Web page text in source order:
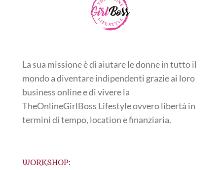
La sua missione è di aiutare le donne in tutto il
mondo a diventare indipendenti grazie ai loro
business online e di vivere la
TheOnlineGirlBoss Lifestyle ovvero libertà in
termini di tempo, location e finanziaria.
WORKSHOP: